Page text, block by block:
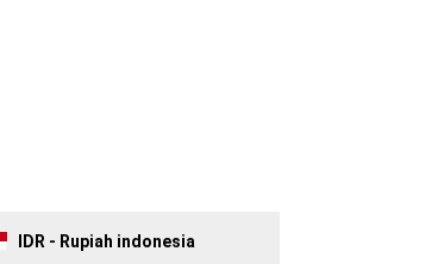
IDR - Rupiah indonesia